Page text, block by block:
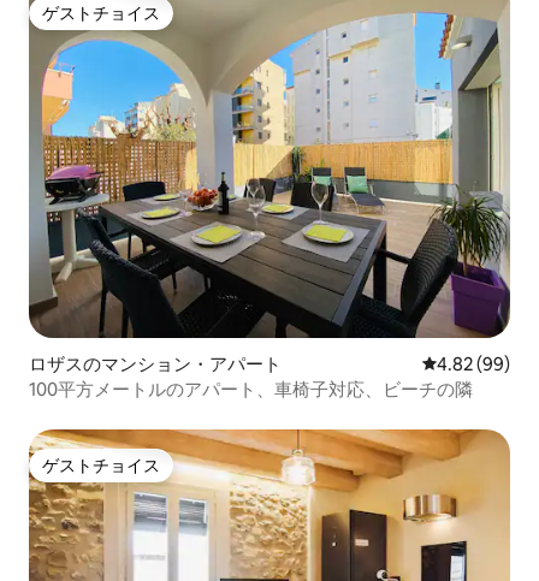
ゲストチョイス
ゲストチョイス
ロザスのマンション・アパート レビュー99
4.82 (99)
100平方メートルのアパート、車椅子対応、ビーチの隣
ゲストチョイス
ゲストチョイス